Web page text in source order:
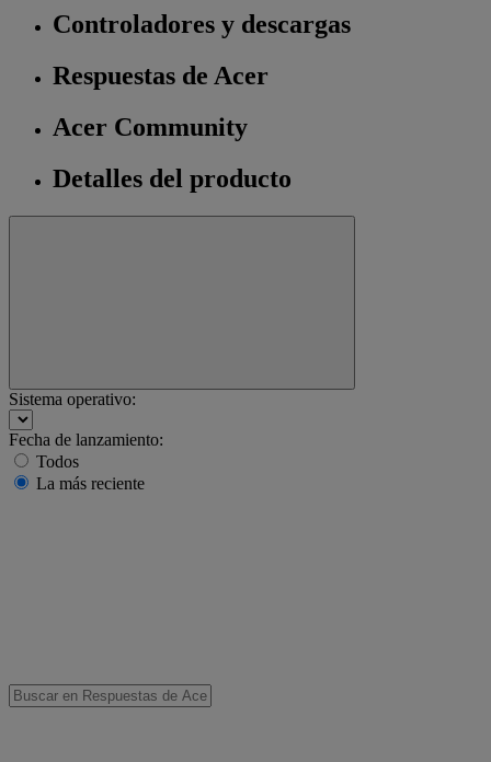
Controladores y descargas
Respuestas de Acer
Acer Community
Detalles del producto
Sistema operativo:
Fecha de lanzamiento:
Todos
La más reciente